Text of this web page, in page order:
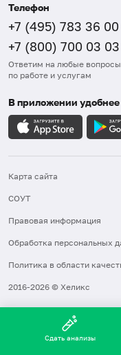
Телефон
+7 (495) 783 36 00
+7 (800) 700 03 03
Ответим на любые вопросы
по работе и услугам
В приложении удобнее
Карта сайта
СОУТ
Правовая информация
Обработка персональных
Политика в области
2016-2026 © Хеликс
Сдать анализы